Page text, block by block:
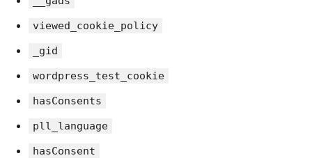
viewed_cookie_policy
_gid
wordpress_test_cookie
hasConsents
pll_language
hasConsent